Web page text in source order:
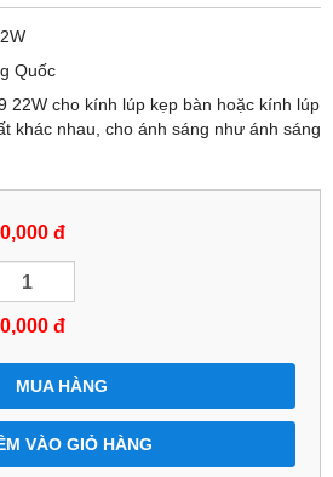
Quốc
22W cho kính lúp kẹp bàn hoặc kính lúp
khác nhau, cho ánh sáng như ánh sáng
đ
đ
MUA HÀNG
VÀO GIỎ HÀNG